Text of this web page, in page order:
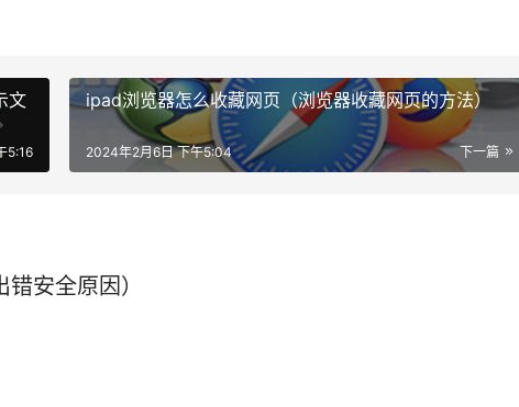
文
5:16
ipad浏览器怎么收藏网页（浏览器收藏网页的方法）
下一篇
2024年2月6日 下午5:04
安全原因）